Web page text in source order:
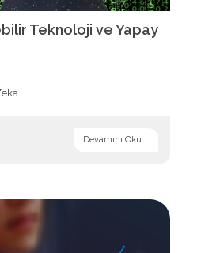
Teknoloji ve Yapay
Devamını Oku...